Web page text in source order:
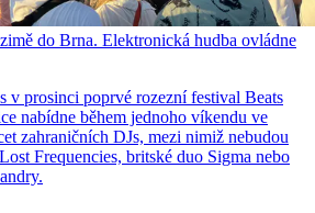
do Brna. Elektronická hudba ovládne
v prosinci poprvé rozezní festival Beats
nabídne během jednoho víkendu ve
zahraničních DJs, mezi nimiž nebudou
Frequencies, britské duo Sigma nebo